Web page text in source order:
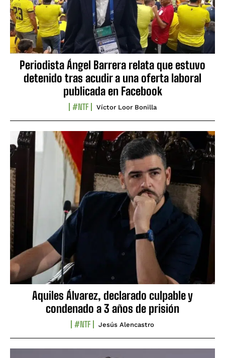
Periodista Ángel Barrera relata que estuvo
detenido tras acudir a una oferta laboral
publicada en Facebook
#NTF Víctor Loor Bonilla
Aquiles Álvarez, declarado culpable y
condenado a 3 años de prisión
#NTF Jesús Alencastro